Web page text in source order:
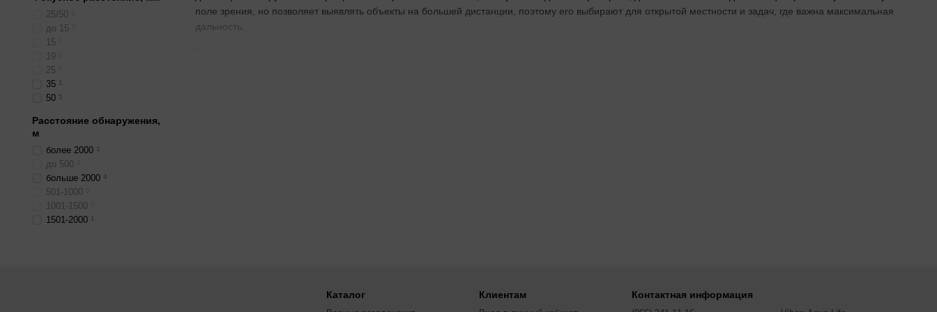
поле зрения, но позволяет выявлять объекты на большей дистанции, поэтому его выбирают для открытой местности и задач, где важна максимальная
дальность.
25/50
до 15
15
19
25
35 1
50 5
Расстояние обнаружения,
м
более 2000 1
до 500
больше 2000 4
501-1000
1001-1500
1501-2000 1
Каталог Клиентам Контактная информация